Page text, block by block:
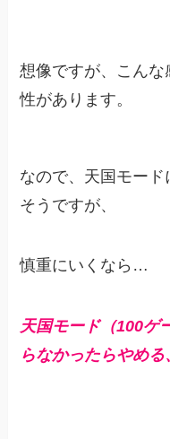
想像ですが、こん
性があります。
なので、天国モード
そうですが、
慎重にいくなら…
天国モード（100ゲ
らなかったらやめ